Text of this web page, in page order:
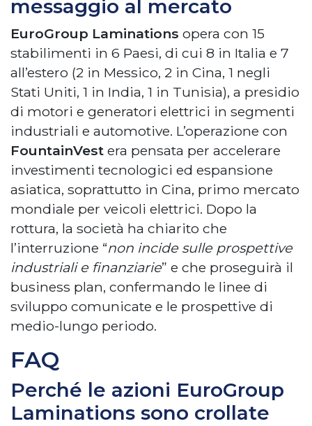
messaggio al mercato
EuroGroup Laminations opera con 15
stabilimenti in 6 Paesi, di cui 8 in Italia e 7
all’estero (2 in Messico, 2 in Cina, 1 negli
Stati Uniti, 1 in India, 1 in Tunisia), a presidio
di motori e generatori elettrici in segmenti
industriali e automotive. L’operazione con
FountainVest era pensata per accelerare
investimenti tecnologici ed espansione
asiatica, soprattutto in Cina, primo mercato
mondiale per veicoli elettrici. Dopo la
rottura, la società ha chiarito che
l’interruzione “non incide sulle prospettive
industriali e finanziarie” e che proseguirà il
business plan, confermando le linee di
sviluppo comunicate e le prospettive di
medio-lungo periodo.
FAQ
Perché le azioni EuroGroup
Laminations sono crollate